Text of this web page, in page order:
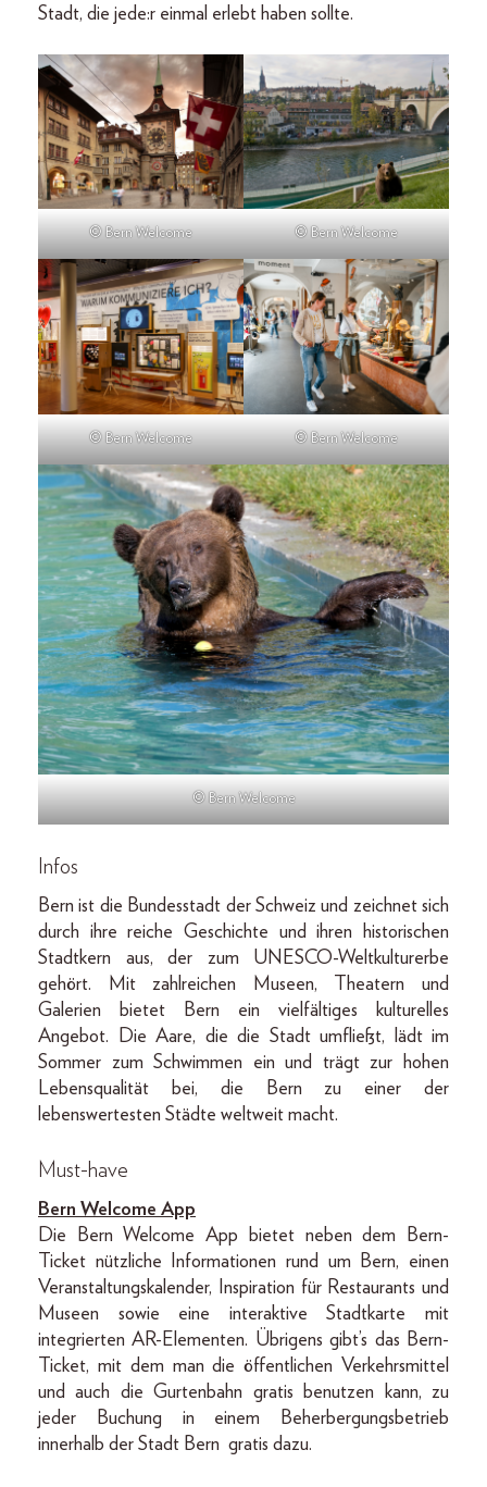
Stadt, die jede:r einmal erlebt haben sollte.
© Bern Welcome © Bern Welcome
© Bern Welcome © Bern Welcome
© Bern Welcome
Infos
Bern ist die Bundesstadt der Schweiz und zeichnet sich
durch ihre reiche Geschichte und ihren historischen
Stadtkern aus, der zum UNESCO-Weltkulturerbe
gehört. Mit zahlreichen Museen, Theatern und
Galerien bietet Bern ein vielfältiges kulturelles
Angebot. Die Aare, die die Stadt umfließt, lädt im
Sommer zum Schwimmen ein und trägt zur hohen
Lebensqualität bei, die Bern zu einer der
lebenswertesten Städte weltweit macht.
Must-have
Bern Welcome App
Die Bern Welcome App bietet neben dem Bern-
Ticket nützliche Informationen rund um Bern, einen
Veranstaltungskalender, Inspiration für Restaurants und
Museen sowie eine interaktive Stadtkarte mit
integrierten AR-Elementen. Übrigens gibt’s das Bern-
Ticket, mit dem man die öffentlichen Verkehrsmittel
und auch die Gurtenbahn gratis benutzen kann, zu
jeder Buchung in einem Beherbergungsbetrieb
innerhalb der Stadt Bern gratis dazu.